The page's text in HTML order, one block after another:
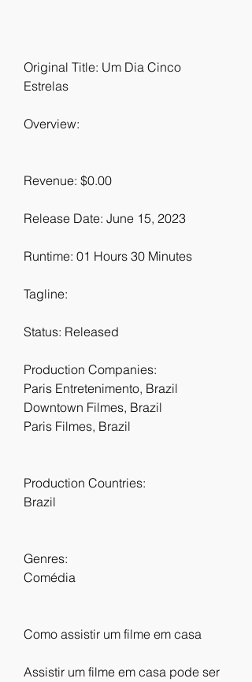
Original Title: Um Dia Cinco
Estrelas
Overview:
Revenue: $0.00
Release Date: June 15, 2023
Runtime: 01 Hours 30 Minutes
Tagline:
Status: Released
Production Companies:
Paris Entretenimento, Brazil
Downtown Filmes, Brazil
Paris Filmes, Brazil
Production Countries:
Brazil
Genres:
Comédia
Como assistir um filme em casa
Assistir um filme em casa pode ser